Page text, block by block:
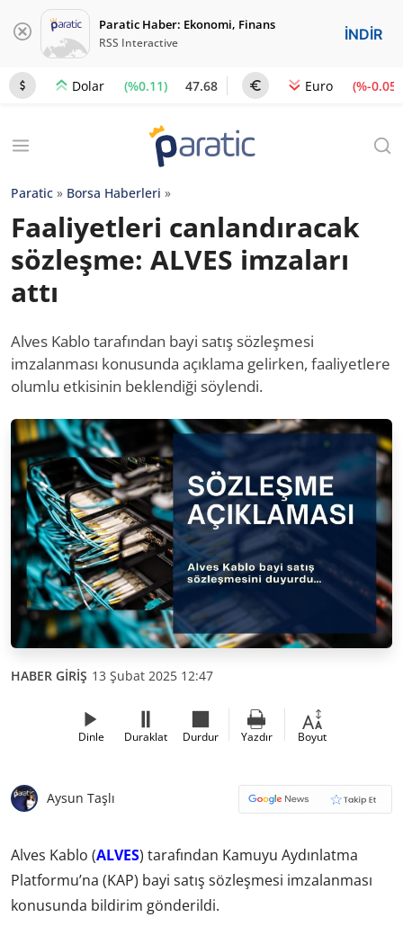
Paratic Haber: Ekonomi, Finans
RSS Interactive İNDİR
Dolar (%0.11) 47.68 Euro (%-0.05)
Paratic » Borsa Haberleri »
Faaliyetleri canlandıracak
sözleşme: ALVES imzaları
attı
Alves Kablo tarafından bayi satış sözleşmesi
imzalanması konusunda açıklama gelirken, faaliyetlere
olumlu etkisinin beklendiği söylendi.
HABER GİRİŞ 13 Şubat 2025 12:47
Dinle Duraklat Durdur Yazdır Boyut
Aysun Taşlı
Alves Kablo (ALVES) tarafından Kamuyu Aydınlatma
Platformu’na (KAP) bayi satış sözleşmesi imzalanması
konusunda bildirim gönderildi.